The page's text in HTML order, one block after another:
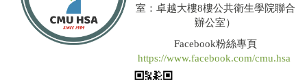
室：卓越大樓8樓公共衛生學院聯合
辦公室）
Facebook粉絲專頁
https://www.facebook.com/cmu.hsa